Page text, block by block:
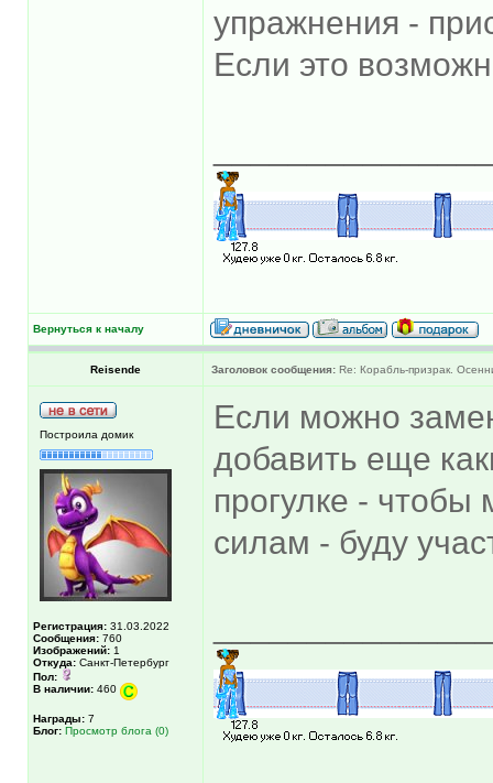
упражнения -
Если это
Вернуться к началу
Reisende Заголовок сообщения: Re: Корабль-призрак.
Построила домик
Регистрация: 31.03.2022
Сообщения: 760
Изображений: 1
Откуда: Санкт-Петербург
Пол:
В наличии: 460
Награды: 7
Блог: Просмотр блога (0)
Если можно
добавить еще
прогулке -
силам - буду